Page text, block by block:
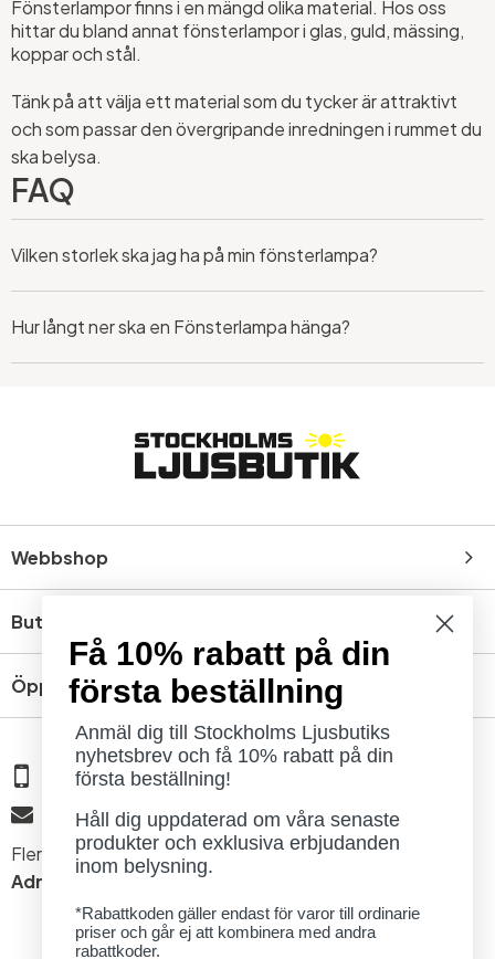
Fönsterlampor finns i en mängd olika material. Hos oss
hittar du bland annat fönsterlampor i glas, guld, mässing,
koppar och stål.
Tänk på att välja ett material som du tycker är attraktivt
och som passar den övergripande inredningen i rummet du
ska belysa.
FAQ
Vilken storlek ska jag ha på min fönsterlampa?
Hur långt ner ska en Fönsterlampa hänga?
Webbshop
Butik
Öppettider
08 - 654 29 00
info@ljusbutik.se
Fler kontaktuppgifter »
Adress:
Kungsholmsgatan 6, 112 27 Stockholm
Få 10% rabatt på din
första beställning
Anmäl dig till Stockholms Ljusbutiks
nyhetsbrev och få 10% rabatt på din
första beställning!
Håll dig uppdaterad om våra senaste
produkter och exklusiva erbjudanden
inom belysning.
*Rabattkoden gäller endast för varor till ordinarie
priser och går ej att kombinera med andra
rabattkoder.